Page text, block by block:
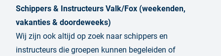
Schippers & Instructeurs Valk/Fox (weekenden,
vakanties & doordeweeks)
Wij zijn ook altijd op zoek naar schippers en
instructeurs die groepen kunnen begeleiden of